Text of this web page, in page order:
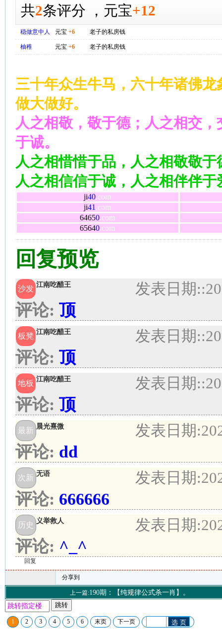
共2条评分 ， 元宝+12
稳做意中人 元宝 +6 老子的私房钱
柚稚 元宝 +6 老子的私房钱
三十年众生牛马，六十年诸佛
做大做好。
人之相敬，敬于德；人之相交
于诚。
人之相惜惜于品，人之相敬敬
人之相信信于诚，人之相伴伴于
ji40.com
ji41 .com
64650.com
65640.com
回复预览
沙发 江南吃醋王 发表日期:
评论: 顶
板凳 江南吃醋王 发表日期:
评论: 顶
地板 江南吃醋王 发表日期:
评论: 顶
最新 晨光熹微 发表日期:
评论: dd
次新 无语 发表日期:
评论: 666666
历史 义举救人 发表日期:
评论: ^_^
回复
分享到
上一篇:190期：【纯规律公式杀一肖】。
跳转
1 2 3 4 5 6 末页 下一页 选 页